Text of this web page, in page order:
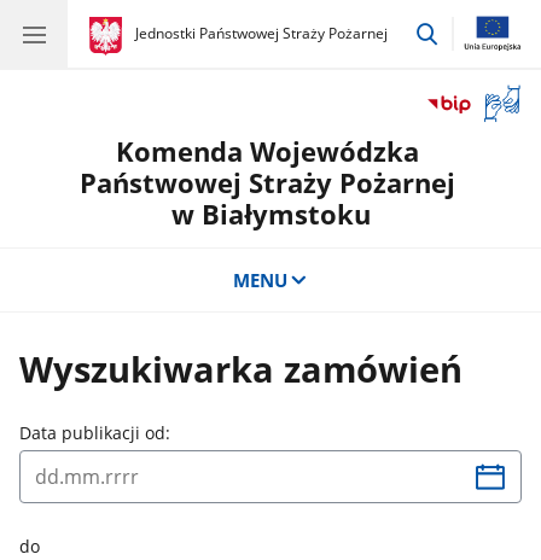
gov.pl
Jednostki Państwowej Straży Pożarnej
gov.pl
Jednostki
przejdź
okno
Komenda Wojewódzka
Państwowej Straży Pożarnej
w Białymstoku
MENU
Wyszukiwarka zamówień
Data publikacji od:
do